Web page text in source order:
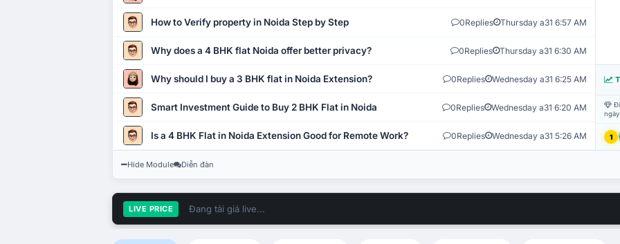
How to Verify property in Noida Step by Step 0Replies Thursday a31 6:57 AM
Why does a 4 BHK flat Noida offer better privacy? 0Replies Thursday a31 6:30 AM
Why should I buy a 3 BHK flat in Noida Extension? 0Replies Wednesday a31 6:25 AM
Smart Investment Guide to Buy 2 BHK Flat in Noida 0Replies Wednesday a31 6:20 AM
Is a 4 BHK Flat in Noida Extension Good for Remote Work? 0Replies Wednesday a31 5:26 AM 1
Hide Module Diễn đàn
LIVE PRICE Đang tải giá live...